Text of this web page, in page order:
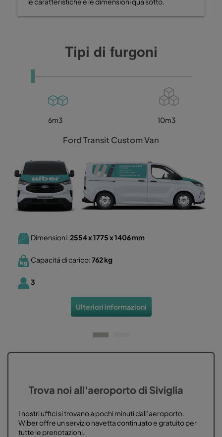
Tipi di furgoni
6m3 10m3
Ford Transit Custom Van
Dimensioni:2554 x 1775 x 1406mm
Capacitá di carico:762 kg
3
Ulteriori informazioni
Trova noi all'aeroporto di Siviglia
I nostri uffici si trovano a pochi minuti dall’aeroporto.
Wiber offre un servizio navetta continuato e gratuito per
tutte le prenotazioni.